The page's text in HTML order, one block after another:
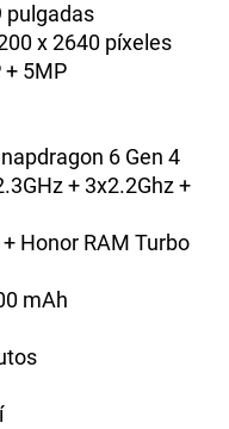
pulgadas
x 2640 píxeles
+ 5MP
6 Gen 4
+ 3x2.2Ghz +
+ Honor RAM Turbo
mAh